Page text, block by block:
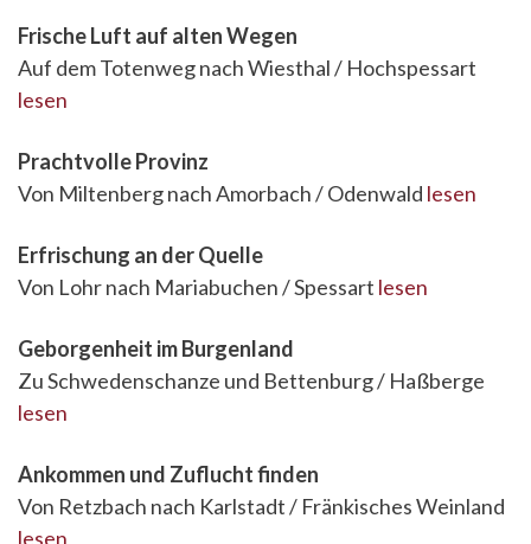
Frische Luft auf alten Wegen
Auf dem Totenweg nach Wiesthal / Hochspessart
lesen
Prachtvolle Provinz
Von Miltenberg nach Amorbach / Odenwald lesen
Erfrischung an der Quelle
Von Lohr nach Mariabuchen / Spessart lesen
Geborgenheit im Burgenland
Zu Schwedenschanze und Bettenburg / Haßberge
lesen
Ankommen und Zuflucht finden
Von Retzbach nach Karlstadt / Fränkisches Weinland
lesen